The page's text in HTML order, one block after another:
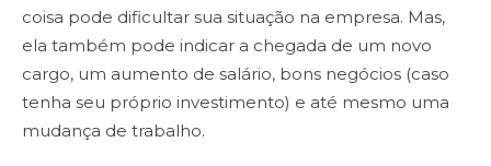
coisa pode dificultar sua situação na empresa. Mas,
ela também pode indicar a chegada de um novo
cargo, um aumento de salário, bons negócios (caso
tenha seu próprio investimento) e até mesmo uma
mudança de trabalho.